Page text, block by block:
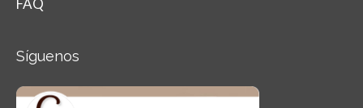
FAQ
Síguenos